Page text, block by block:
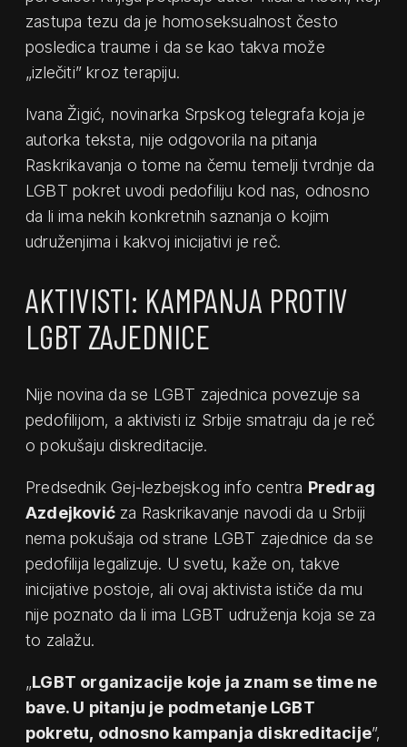
zastupa tezu da je homoseksualnost često
posledica traume i da se kao takva može
„izlečiti” kroz terapiju.
Ivana Žigić, novinarka Srpskog telegrafa koja je
autorka teksta, nije odgovorila na pitanja
Raskrikavanja o tome na čemu temelji tvrdnje da
LGBT pokret uvodi pedofiliju kod nas, odnosno
da li ima nekih konkretnih saznanja o kojim
udruženjima i kakvoj inicijativi je reč.
AKTIVISTI: KAMPANJA PROTIV
LGBT ZAJEDNICE
Nije novina da se LGBT zajednica povezuje sa
pedofilijom, a aktivisti iz Srbije smatraju da je reč
o pokušaju diskreditacije.
Predsednik Gej-lezbejskog info centra Predrag
Azdejković za Raskrikavanje navodi da u Srbiji
nema pokušaja od strane LGBT zajednice da se
pedofilija legalizuje. U svetu, kaže on, takve
inicijative postoje, ali ovaj aktivista ističe da mu
nije poznato da li ima LGBT udruženja koja se za
to zalažu.
„LGBT organizacije koje ja znam se time ne
bave. U pitanju je podmetanje LGBT
pokretu, odnosno kampanja diskreditacije”,